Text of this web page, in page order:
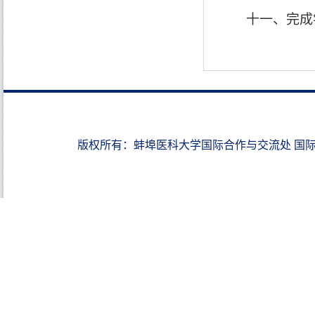
十一、完
版权所有：蚌埠医科大学国际合作与交流处